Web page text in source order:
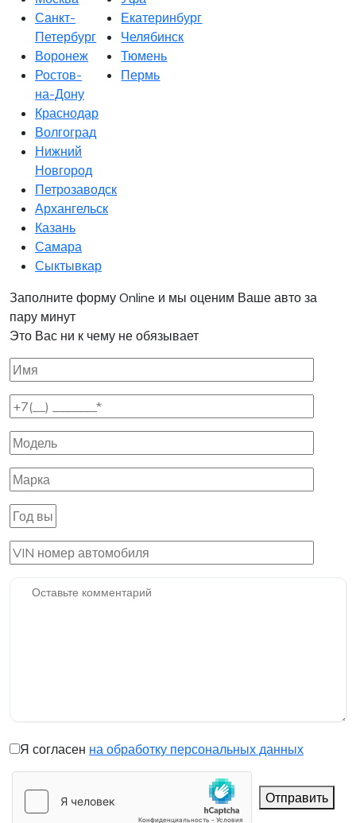
Санкт-
Петербург
Воронеж
Ростов-
на-Дону
Краснодар
Волгоград
Нижний
Новгород
Петрозаводск
Архангельск
Казань
Самара
Сыктывкар
Екатеринбург
Челябинск
Тюмень
Пермь
Заполните форму Online и мы оценим Ваше авто за
пару минут
Это Вас ни к чему не обязывает
Я согласен на обработку персональных данных
Отправить